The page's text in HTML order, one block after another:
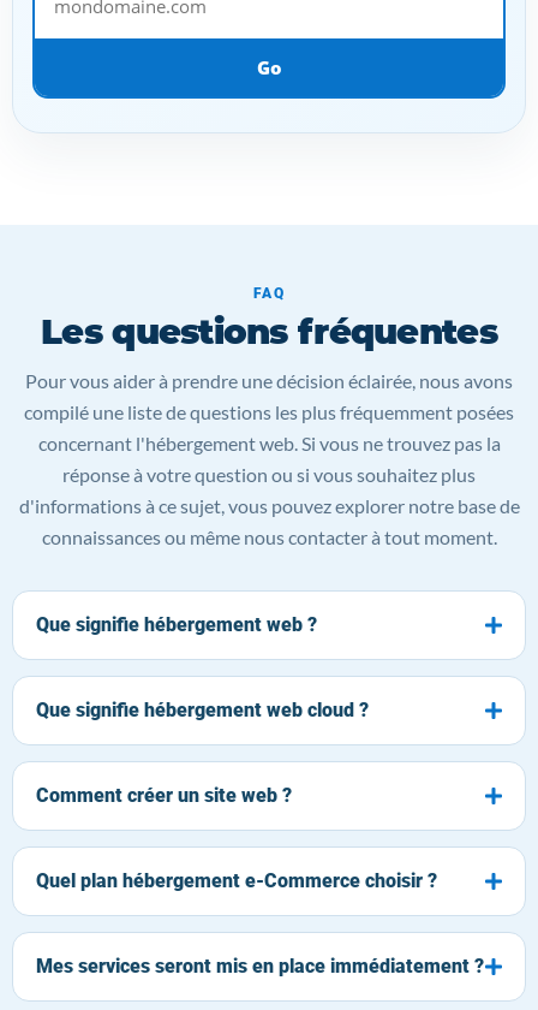
Go
FAQ
Les questions fréquentes
Pour vous aider à prendre une décision éclairée, nous avons
compilé une liste de questions les plus fréquemment posées
concernant l'hébergement web. Si vous ne trouvez pas la
réponse à votre question ou si vous souhaitez plus
d'informations à ce sujet, vous pouvez explorer notre base de
connaissances ou même nous contacter à tout moment.
Que signifie hébergement web ?
Que signifie hébergement web cloud ?
Comment créer un site web ?
Quel plan hébergement e-Commerce choisir ?
Mes services seront mis en place immédiatement ?